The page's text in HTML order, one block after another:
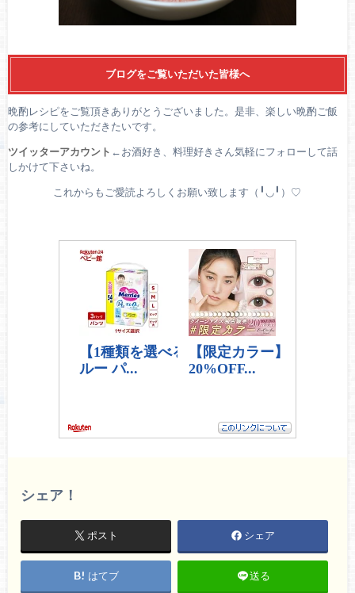
ブログをご覧いただいた皆様へ
晩酌レシピをご覧頂きありがとうございました。是非、楽しい晩酌ご飯
の参考にしていただきたいです。
ツイッターアカウント ←お酒好き、料理好きさん気軽にフォローして話
しかけて下さいね。
これからもご愛読よろしくお願い致します（╹◡╹）♡
シェア！
ポスト シェア
はてブ 送る